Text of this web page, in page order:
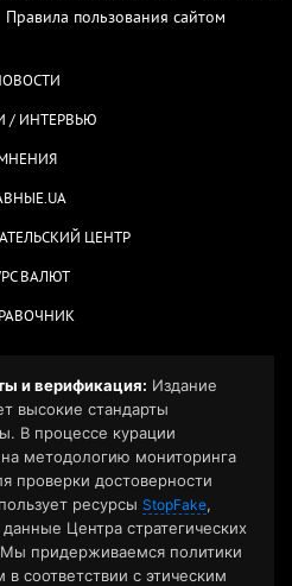
Правила пользования сайтом
/ ИНТЕРВЬЮ
ЦЕНТР
ВАЛЮТ
и верификация: Издание
высокие стандарты
В процессе курации
методологию мониторинга
проверки достоверности
ресурсы StopFake,
Центра стратегических
придерживаемся политики
в соответствии с этическим